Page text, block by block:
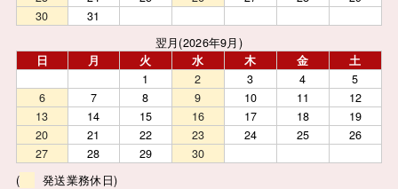
30
31
翌月(2026年9月)
日
月 火 水 木 金
土
1
2 3 4
5
6
7 8 9 10 11
12
13
14 15 16 17 18
19
20
21 22 23 24 25
26
27
28 29
30
(
発送業務休日)